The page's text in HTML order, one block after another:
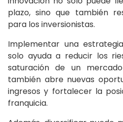
plazo, sino que también
para los inversionistas.
Implementar una
solo ayuda a reducir los
saturación de un
también abre nuevas
ingresos y fortalecer la
franquicia.